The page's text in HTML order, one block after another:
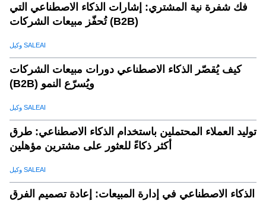
فك شفرة نية المشتري: إشارات الذكاء الاصطناعي التي
تُحفّز مبيعات الشركات (B2B)
وكيل SALEAI
كيف يُقصّر الذكاء الاصطناعي دورات مبيعات الشركات
(B2B) ويُسرّع النمو
وكيل SALEAI
توليد العملاء المحتملين باستخدام الذكاء الاصطناعي: طرق
أكثر ذكاءً للعثور على مشترين مؤهلين
وكيل SALEAI
الذكاء الاصطناعي في إدارة المبيعات: إعادة تصميم الفرق